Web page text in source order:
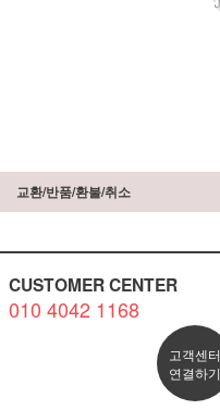
교환/반품/환불/취소
CUSTOMER CENTER
010 4042 1168
고객센터
연결하기